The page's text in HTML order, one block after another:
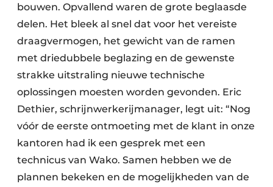
bouwen. Opvallend waren de grote beglaasde
delen. Het bleek al snel dat voor het vereiste
draagvermogen, het gewicht van de ramen
met driedubbele beglazing en de gewenste
strakke uitstraling nieuwe technische
oplossingen moesten worden gevonden. Eric
Dethier, schrijnwerkerijmanager, legt uit: “Nog
vóór de eerste ontmoeting met de klant in onze
kantoren had ik een gesprek met een
technicus van Wako. Samen hebben we de
plannen bekeken en de mogelijkheden van de